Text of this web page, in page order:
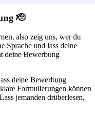
🫡
also zeig uns, wer du
Sprache und lass deine
deine Bewerbung
deine Bewerbung
Formulierungen können
jemanden drüberlesen,